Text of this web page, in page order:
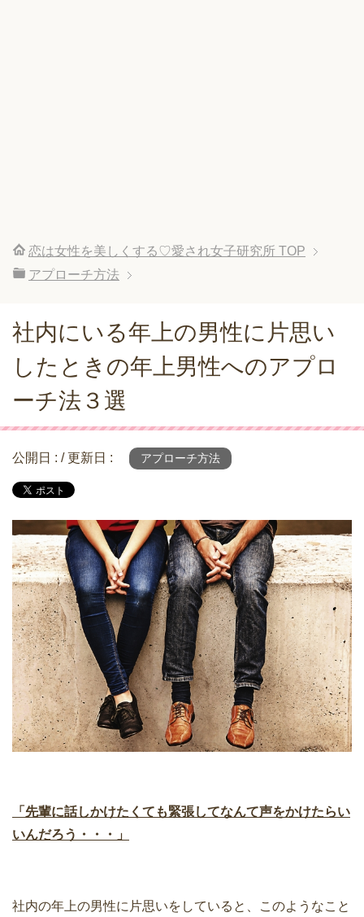
恋は女性を美しくする♡愛され女子研究所 TOP
アプローチ方法
社内にいる年上の男性に片思い
したときの年上男性へのアプロ
ーチ法３選
公開日 : / 更新日 : アプローチ方法
「先輩に話しかけたくても緊張してなんて声をかけたらい
いんだろう・・・」
社内の年上の男性に片思いをしていると、このようなこと